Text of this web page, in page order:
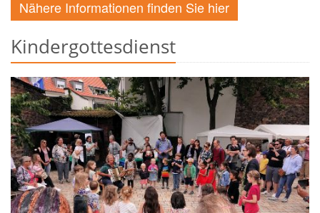
Nähere Informationen finden Sie hier
Kindergottesdienst